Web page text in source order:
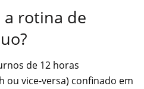
rotina de
de 12 horas
ou vice-versa) confinado em